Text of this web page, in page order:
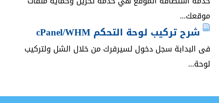
موقعك...
شرح تركيب لوحة التحكم cPanel/WHM
فى البدابة سجل دخول لسيرفرك من خلال الشل ولتركيب
لوحة...